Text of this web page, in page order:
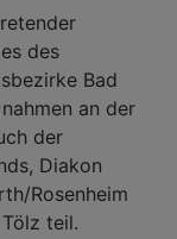
des
Bad
an der
der
Diakon
Rosenheim
teil.